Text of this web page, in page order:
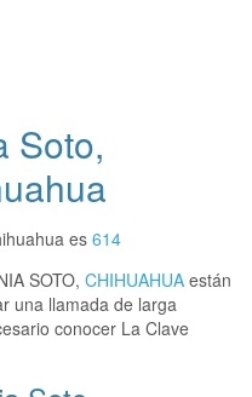
Soto,
es 614
SOTO, CHIHUAHUA están
una llamada de larga
conocer La Clave